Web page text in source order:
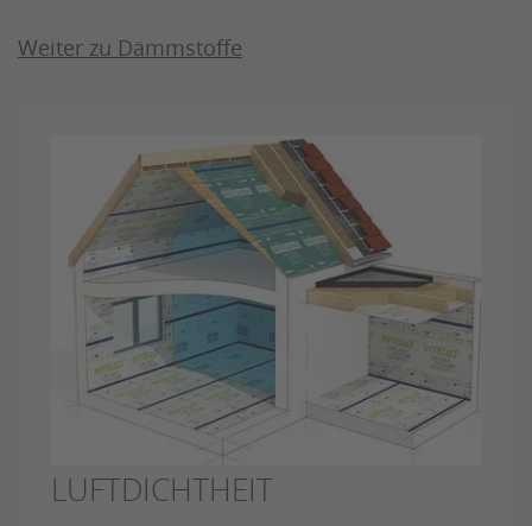
Weiter zu Dämmstoffe
LUFTDICHTHEIT